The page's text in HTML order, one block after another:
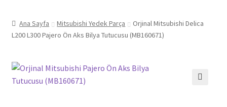
Ana Sayfa Mitsubishi Yedek Parça
Orjinal Mitsubishi Delica
L200 L300 Pajero Ön Aks Bilya Tutucusu (MB160671)